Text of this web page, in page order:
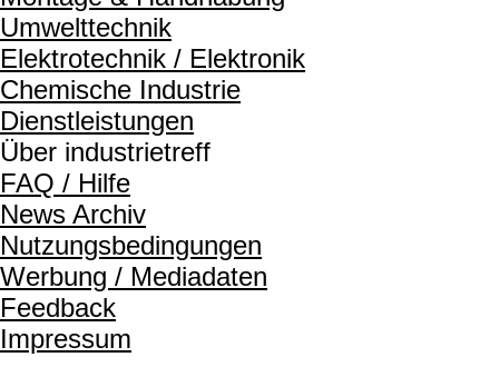
Umwelttechnik
Elektrotechnik / Elektronik
Chemische Industrie
Dienstleistungen
Über industrietreff
FAQ / Hilfe
News Archiv
Nutzungsbedingungen
Werbung / Mediadaten
Feedback
Impressum